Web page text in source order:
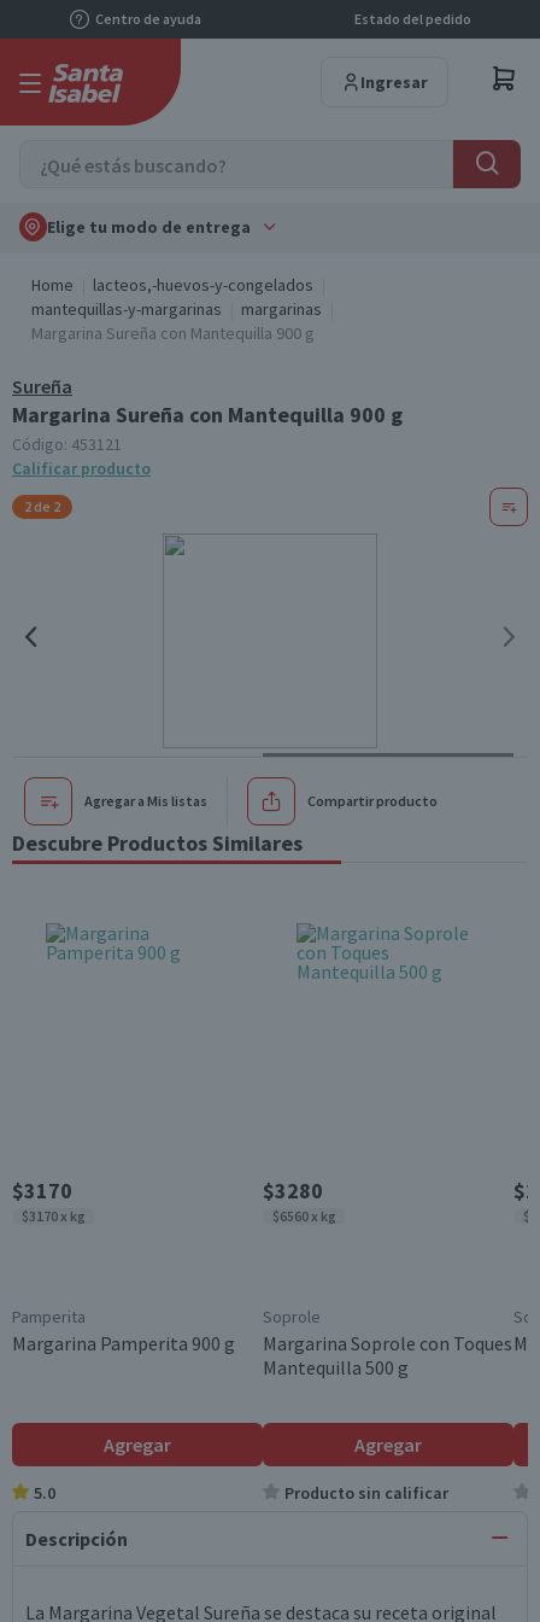
Centro de ayuda Estado del pedido
Ingresar
Elige tu modo de entrega
Home
lacteos,-huevos-y-congelados
mantequillas-y-margarinas
margarinas
Margarina Sureña con Mantequilla 900 g
Sureña
Margarina Sureña con Mantequilla 900 g
Código: 453121
Calificar producto
2 de 2
Agregar a Mis listas Compartir producto
Descubre Productos Similares
$3170
$3170 x kg
Pamperita
Margarina Pamperita 900 g
Agregar
5.0
$3280
$6560 x kg
Soprole
Margarina Soprole con Toques
Mantequilla 500 g
Agregar
Producto sin calificar
Descripción
La Margarina Vegetal Sureña se destaca su receta original